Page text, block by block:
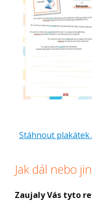
Stáhnout plakátek
Jak dál nebo
Zaujaly Vás tyto